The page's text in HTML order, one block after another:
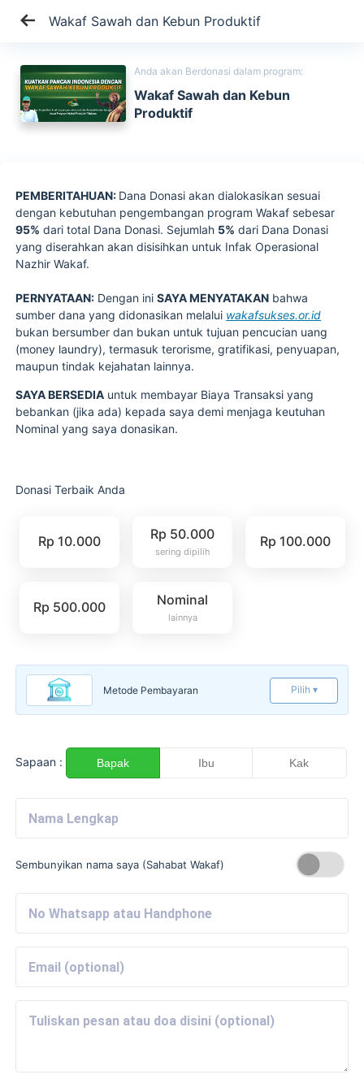
Wakaf Sawah dan Kebun Produktif
Anda akan Berdonasi dalam program:
Wakaf Sawah dan Kebun
Produktif
PEMBERITAHUAN: Dana Donasi akan dialokasikan sesuai
dengan kebutuhan pengembangan program Wakaf sebesar
95% dari total Dana Donasi. Sejumlah 5% dari Dana Donasi
yang diserahkan akan disisihkan untuk Infak Operasional
Nazhir Wakaf.
PERNYATAAN: Dengan iniSAYA MENYATAKAN bahwa
sumber dana yang didonasikan melalui wakafsukses.or.id
bukan bersumber dan bukan untuk tujuan pencucian uang
(money laundry), termasuk terorisme, gratifikasi, penyuapan,
maupun tindak kejahatan lainnya.
SAYA BERSEDIA untuk membayar Biaya Transaksi yang
bebankan (jika ada) kepada saya demi menjaga keutuhan
Nominal yang saya donasikan.
Donasi Terbaik Anda
Rp 10.000 Rp 50.000
sering dipilih
Rp 100.000
Rp 500.000 Nominal
lainnya
Metode Pembayaran Pilih ▾
Sapaan : Bapak Ibu Kak
Sembunyikan nama saya (Sahabat Wakaf)